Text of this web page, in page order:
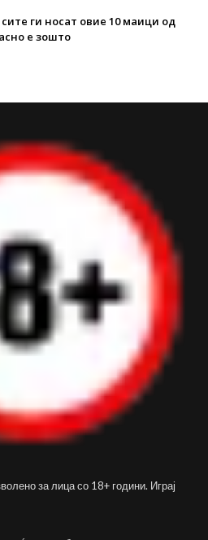
ги носат овие 10 маици од
е зошто
за лица со 18+ години. Играј